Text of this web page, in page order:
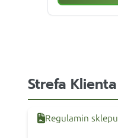
Strefa Klienta
Regulamin sklepu